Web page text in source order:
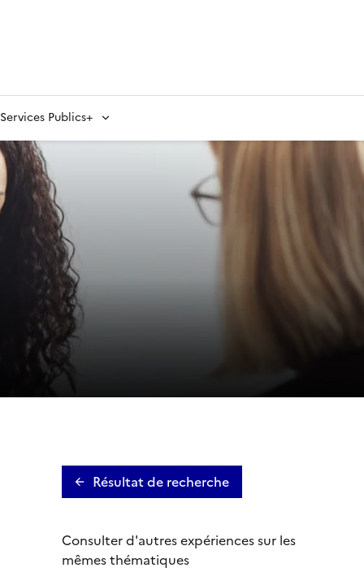
Publics+
Résultat de recherche
Consulter d'autres expériences sur les
mêmes thématiques